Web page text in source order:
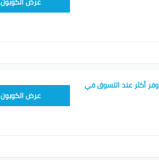
أكثر عند التسوق في
TEM34عرض الكوبون